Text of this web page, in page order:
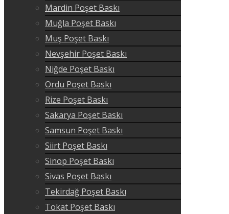
Mardin Poşet Baskı
Muğla Poşet Baskı
Muş Poşet Baskı
Nevşehir Poşet Baskı
Niğde Poşet Baskı
Ordu Poşet Baskı
Rize Poşet Baskı
Sakarya Poşet Baskı
Samsun Poşet Baskı
Siirt Poşet Baskı
Sinop Poşet Baskı
Sivas Poşet Baskı
Tekirdağ Poşet Baskı
Tokat Poşet Baskı